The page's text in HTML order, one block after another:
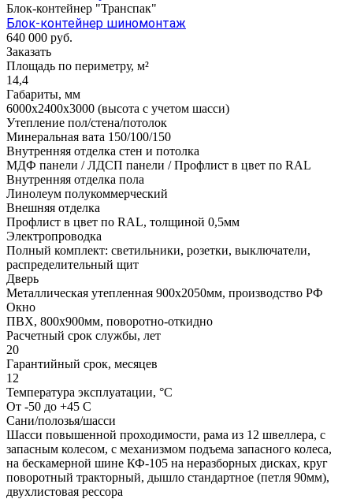
Блок-контейнер "Транспак"
Блок-контейнер шиномонтаж
640 000 руб.
Заказать
Площадь по периметру, м²
14,4
Габариты, мм
6000х2400х3000 (высота с учетом шасси)
Утепление пол/стена/потолок
Минеральная вата 150/100/150
Внутренняя отделка стен и потолка
МДФ панели / ЛДСП панели / Профлист в цвет по RAL
Внутренняя отделка пола
Линолеум полукоммерческий
Внешняя отделка
Профлист в цвет по RAL, толщиной 0,5мм
Электропроводка
Полный комплект: светильники, розетки, выключатели,
распределительный щит
Дверь
Металлическая утепленная 900х2050мм, производство РФ
Окно
ПВХ, 800х900мм, поворотно-откидно
Расчетный срок службы, лет
20
Гарантийный срок, месяцев
12
Температура эксплуатации, °С
От -50 до +45 С
Сани/полозья/шасси
Шасси повышенной проходимости, рама из 12 швеллера, с
запасным колесом, с механизмом подъема запасного колеса,
на бескамерной шине КФ-105 на неразборных дисках, круг
поворотный тракторный, дышло стандартное (петля 90мм),
двухлистовая рессора